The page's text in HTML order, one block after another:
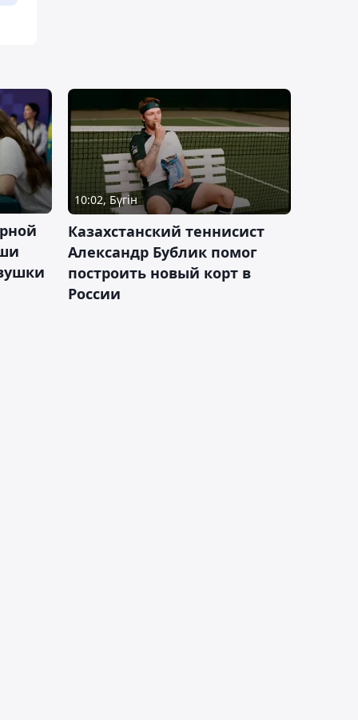
10:02, Бүгін
Казахстанский теннисист
Александр Бублик помог
построить новый корт в
России